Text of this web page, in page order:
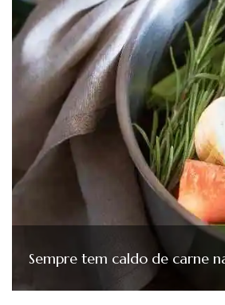
Sempre tem caldo de carne